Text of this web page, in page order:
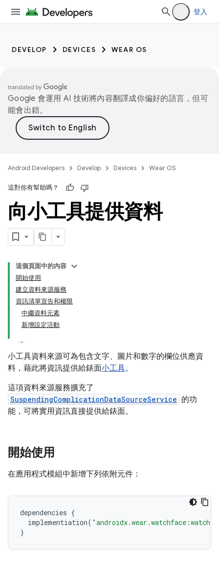
登入
DEVELOP DEVICES WEAR OS
Google 會運用 AI 技術將內容翻譯成你偏好的語言，但可
能會出錯。
Android Developers Develop Devices Wear OS
這對你有幫助嗎？
向小工具提供資料
這個頁面中的內容
開始使用
建立資料來源服務
資訊清單宣告和權限
中繼資料元素
新增設定活動
小工具資料來源可為包含文字、圖片和數字的欄位供應資
料，藉此將資訊提供給錶面小工具。
這項資料來源服務擴充了
SuspendingComplicationDataSourceService 的功
能，可將實用資訊直接提供給錶面。
開始使用
在應用程式模組中新增下列依附元件：
dependencies {
implementiation(
}